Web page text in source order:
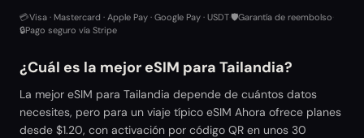
💳Visa · Mastercard · Apple Pay · Google Pay · USDT🛡️Garantía de reembolso
🔒Pago seguro vía Stripe
¿Cuál es la mejor eSIM para Tailandia?
La mejor eSIM para Tailandia depende de cuántos datos
necesites, pero para un viaje típico eSIM Ahora ofrece planes
desde $1.20, con activación por código QR en unos 30